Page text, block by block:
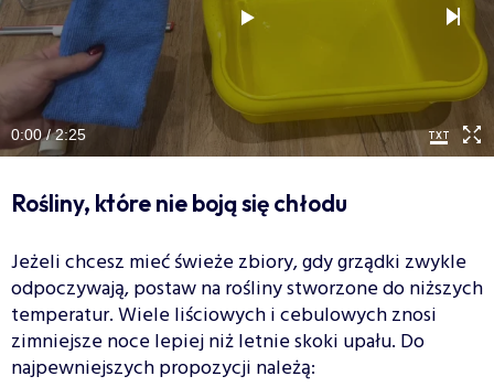
0:00 / 2:25
Rośliny, które nie boją się chłodu
Jeżeli chcesz mieć świeże zbiory, gdy grządki zwykle
odpoczywają, postaw na rośliny stworzone do niższych
temperatur. Wiele liściowych i cebulowych znosi
zimniejsze noce lepiej niż letnie skoki upału. Do
najpewniejszych propozycji należą: